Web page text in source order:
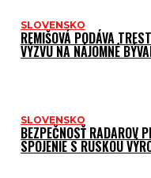
SLOVENSKO
REMIŠOVÁ PODÁVA
VÝZVU NA NÁJOMNÉ
SLOVENSKO
BEZPEČNOSŤ RADAROV
SPOJENIE S RUSKOU